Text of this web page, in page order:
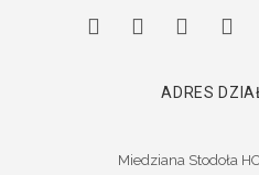
ADRES
Miedziana Stodoła